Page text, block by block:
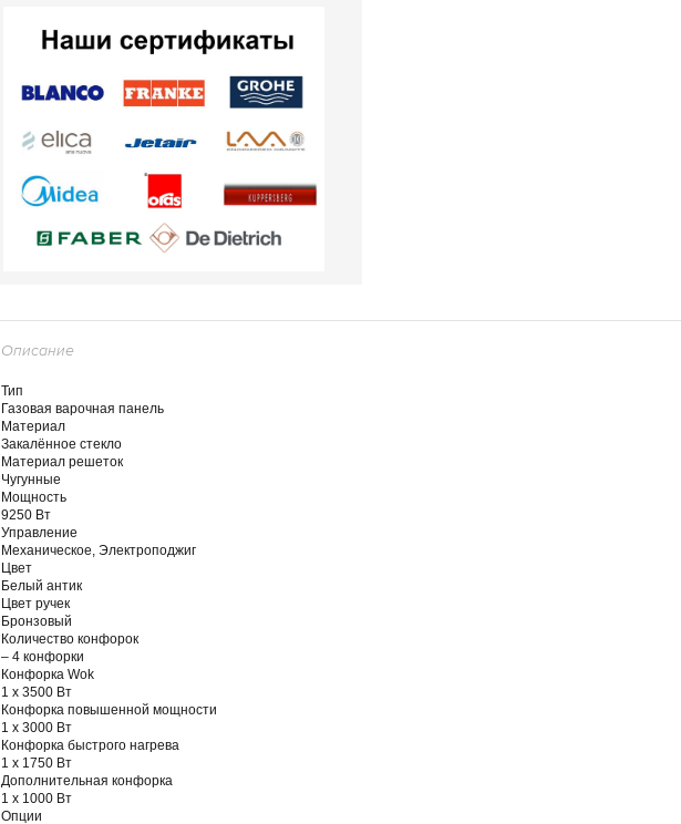
Описание
Тип
Газовая варочная панель
Материал
Закалённое стекло
Материал решеток
Чугунные
Мощность
9250 Вт
Управление
Механическое, Электроподжиг
Цвет
Белый антик
Цвет ручек
Бронзовый
Количество конфорок
– 4 конфорки
Конфорка Wok
1 х 3500 Вт
Конфорка повышенной мощности
1 х 3000 Вт
Конфорка быстрого нагрева
1 х 1750 Вт
Дополнительная конфорка
1 х 1000 Вт
Опции